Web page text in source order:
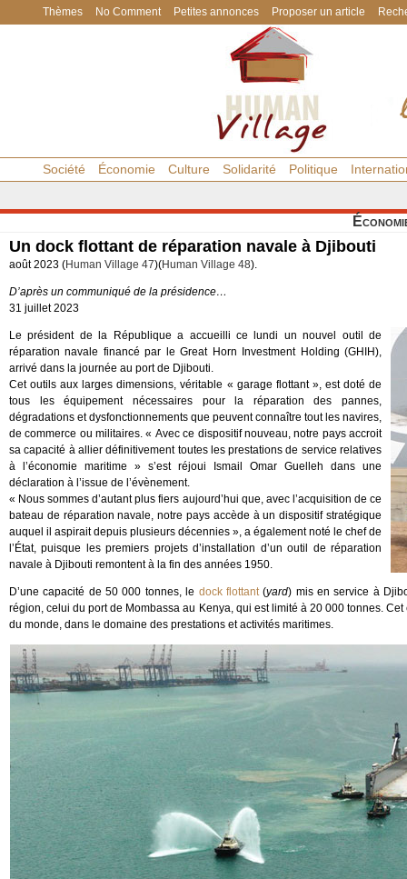
Thèmes No Comment Petites annonces Proposer un article
Société Économie Culture Solidarité Politique
Un dock flottant de réparation navale à Djibouti
août 2023 (Human Village 47)(Human Village 48).
D’après un communiqué de la présidence…
31 juillet 2023
Le président de la République a accueilli ce lundi un nouvel outil de
réparation navale financé par le Great Horn Investment Holding (GHIH),
arrivé dans la journée au port de Djibouti.
Cet outils aux larges dimensions, véritable « garage flottant », est doté de
tous les équipement nécessaires pour la réparation des pannes,
dégradations et dysfonctionnements que peuvent connaître tout les navires,
de commerce ou militaires. « Avec ce dispositif nouveau, notre pays accroit
sa capacité à allier définitivement toutes les prestations de service relatives
à l’économie maritime » s’est réjoui Ismail Omar Guelleh dans une
déclaration à l’issue de l’évènement.
« Nous sommes d’autant plus fiers aujourd’hui que, avec l’acquisition de ce
bateau de réparation navale, notre pays accède à un dispositif stratégique
auquel il aspirait depuis plusieurs décennies », a également noté le chef de
l’État, puisque les premiers projets d’installation d’un outil de réparation
navale à Djibouti remontent à la fin des années 1950.
D’une capacité de 50 000 tonnes, le dock flottant(yard) mis en service à
région, celui du port de Mombassa au Kenya, qui est limité à 20 000 tonnes.
du monde, dans le domaine des prestations et activités maritimes.